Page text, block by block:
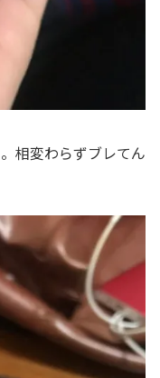
相変わらずブレてん